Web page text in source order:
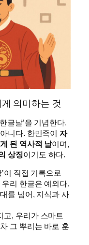
의미하는 것
글날’을 기념한다.
니다. 한민족이자
된 역사적 날이며,
상징이기도 하다.
이 직접 기록으로
리 한글은 예외다.
를 넘어, 지식과 사
고, 우리가 스마트
그 뿌리는 바로 훈